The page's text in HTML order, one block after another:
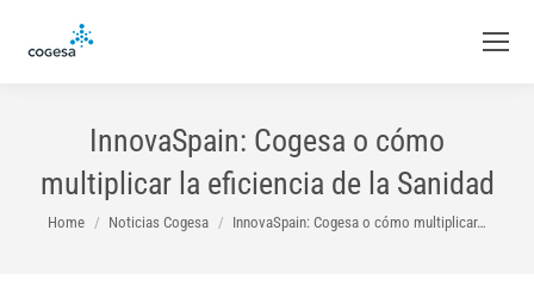
InnovaSpain: Cogesa o cómo
multiplicar la eficiencia de la Sanidad
You are here:
Home Noticias Cogesa InnovaSpain: Cogesa o cómo multiplicar…